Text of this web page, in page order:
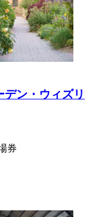
ン・ウィズリ
券